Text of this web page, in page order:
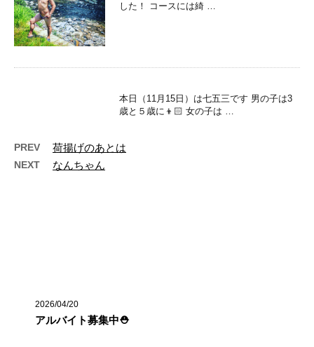
した！ コースには綺 …
本日（11月15日）は七五三です 男の子は3
歳と５歳に👦🏻 女の子は …
PREV 荷揚げのあとは
NEXT なんちゃん
2026/04/20
アルバイト募集中⛑️